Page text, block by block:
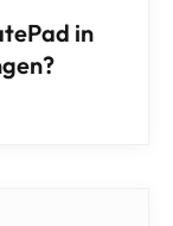
in